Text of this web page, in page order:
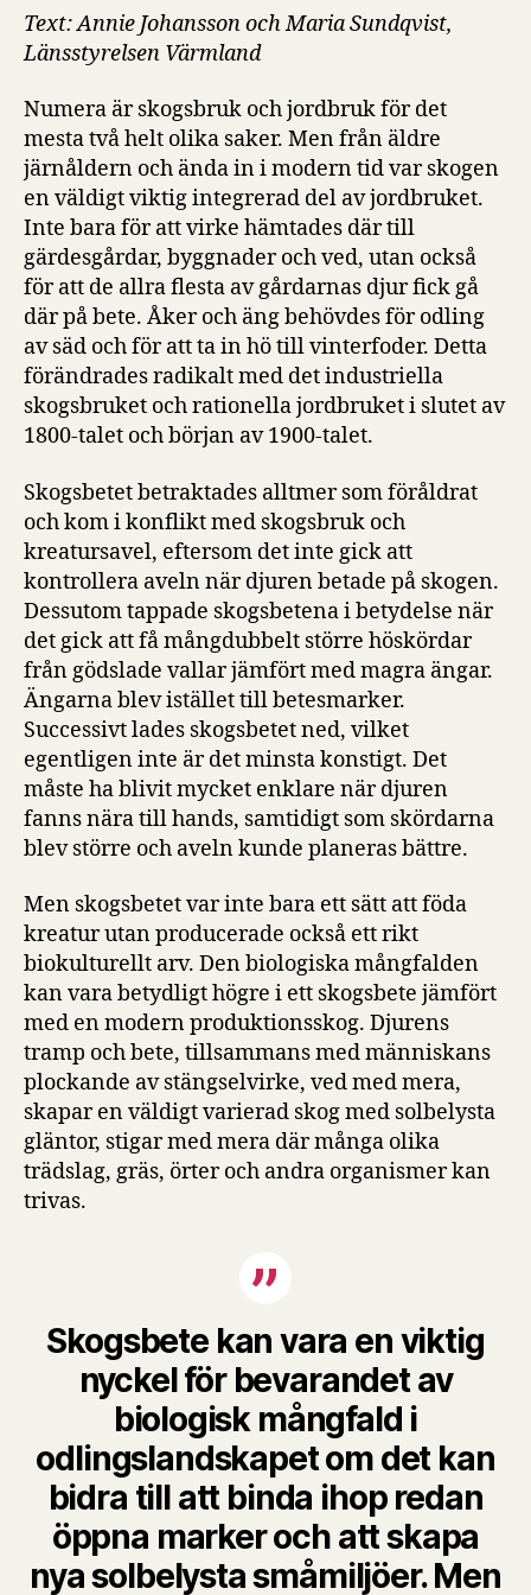
Text: Annie Johansson och Maria Sundqvist,
Länsstyrelsen Värmland
Numera är skogsbruk och jordbruk för det
mesta två helt olika saker. Men från äldre
järnåldern och ända in i modern tid var skogen
en väldigt viktig integrerad del av jordbruket.
Inte bara för att virke hämtades där till
gärdesgårdar, byggnader och ved, utan också
för att de allra flesta av gårdarnas djur fick gå
där på bete. Åker och äng behövdes för odling
av säd och för att ta in hö till vinterfoder. Detta
förändrades radikalt med det industriella
skogsbruket och rationella jordbruket i slutet av
1800-talet och början av 1900-talet.
Skogsbetet betraktades alltmer som föråldrat
och kom i konflikt med skogsbruk och
kreatursavel, eftersom det inte gick att
kontrollera aveln när djuren betade på skogen.
Dessutom tappade skogsbetena i betydelse när
det gick att få mångdubbelt större höskördar
från gödslade vallar jämfört med magra ängar.
Ängarna blev istället till betesmarker.
Successivt lades skogsbetet ned, vilket
egentligen inte är det minsta konstigt. Det
måste ha blivit mycket enklare när djuren
fanns nära till hands, samtidigt som skördarna
blev större och aveln kunde planeras bättre.
Men skogsbetet var inte bara ett sätt att föda
kreatur utan producerade också ett rikt
biokulturellt arv. Den biologiska mångfalden
kan vara betydligt högre i ett skogsbete jämfört
med en modern produktionsskog. Djurens
tramp och bete, tillsammans med människans
plockande av stängselvirke, ved med mera,
skapar en väldigt varierad skog med solbelysta
gläntor, stigar med mera där många olika
trädslag, gräs, örter och andra organismer kan
trivas.
Skogsbete kan vara en viktig
nyckel för bevarandet av
biologisk mångfald i
odlingslandskapet om det kan
bidra till att binda ihop redan
öppna marker och att skapa
nya solbelysta småmiljöer. Men